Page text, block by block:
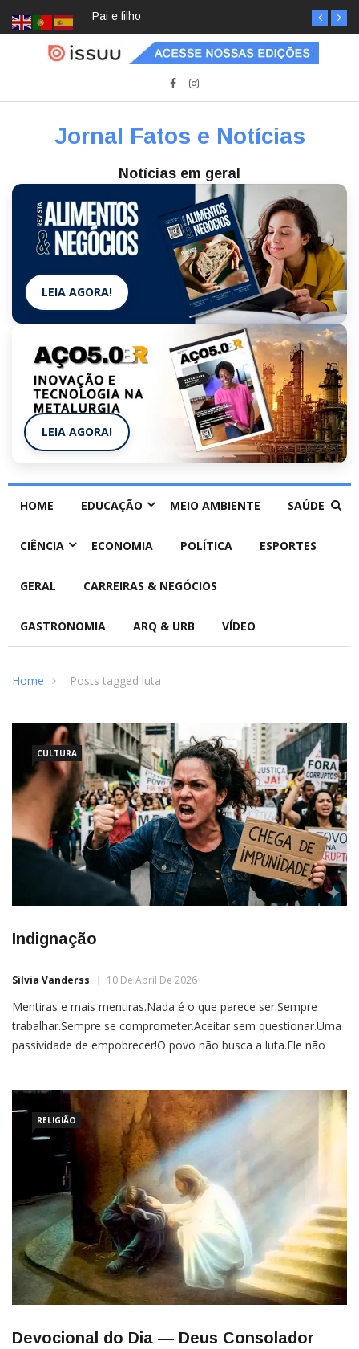
Pai e filho
Jornal Fatos e Notícias
Notícias em geral
LEIA AGORA!
LEIA AGORA!
HOME EDUCAÇÃO MEIO AMBIENTE SAÚDE
CIÊNCIA ECONOMIA POLÍTICA ESPORTES
GERAL CARREIRAS & NEGÓCIOS
GASTRONOMIA ARQ & URB VÍDEO
Home Posts tagged luta
CULTURA
Indignação
Silvia Vanderss 10 De Abril De 2026
Mentiras e mais mentiras.Nada é o que parece ser.Sempre
trabalhar.Sempre se comprometer.Aceitar sem questionar.Uma
passividade de empobrecer!O povo não busca a luta.Ele não
RELIGIÃO
Devocional do Dia — Deus Consolador